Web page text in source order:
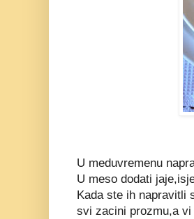
U meduvremenu
U meso dodati
Kada ste ih napravitli
svi zacini prozmu,a